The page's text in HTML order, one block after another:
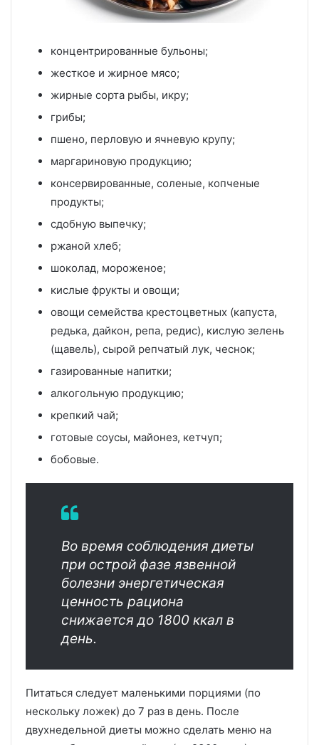
концентрированные бульоны;
жесткое и жирное мясо;
жирные сорта рыбы, икру;
грибы;
пшено, перловую и ячневую крупу;
маргариновую продукцию;
консервированные, соленые, копченые
продукты;
сдобную выпечку;
ржаной хлеб;
шоколад, мороженое;
кислые фрукты и овощи;
овощи семейства крестоцветных (капуста,
редька, дайкон, репа, редис), кислую зелень
(щавель), сырой репчатый лук, чеснок;
газированные напитки;
алкогольную продукцию;
крепкий чай;
готовые соусы, майонез, кетчуп;
бобовые.
Во время соблюдения диеты
при острой фазе язвенной
болезни энергетическая
ценность рациона
снижается до 1800 ккал в
день.
Питаться следует маленькими порциями (по
нескольку ложек) до 7 раз в день. После
двухнедельной диеты можно сделать меню на